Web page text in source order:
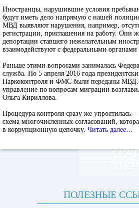
Иностранцы, нарушившие условия
будут иметь дело напрямую с нашей
МВД выявляют нарушения, например,
регистрации, приглашения на работу. Они
депортации ставшего нежелательным
взаимодействуют с федеральными органами
Раньше этими вопросами занималась
служба. Но 5 апреля 2016 года
Наркоконтроля и ФМС были переданы МВД.
управление по вопросам миграции
Ольга Кириллова.
Процедура контроля сразу же упростилась
схема многочисленных согласований,
в коррупционную цепочку. Читать далее…
ПОЛЕЗНЫЕ